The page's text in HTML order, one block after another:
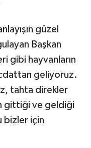
güzel
Başkan
gibi hayvanların
geliyoruz.
tahta direkler
gittiği ve geldiği
bizler için